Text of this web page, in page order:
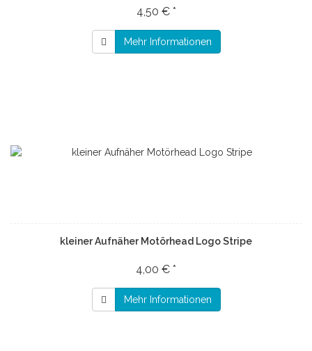
4,50 € *
Mehr Informationen
kleiner Aufnäher Motörhead Logo Stripe
4,00 € *
Mehr Informationen